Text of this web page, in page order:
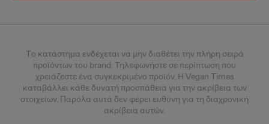
Tο κατάστημα ενδέχεται να μην διαθέτει την πλήρη σειρά
προϊόντων του brand. Τηλεφωνήστε σε περίπτωση που
χρειάζεστε ένα συγκεκριμένο προϊόν. Η Vegan Times
καταβάλλει κάθε δυνατή προσπάθεια για την ακρίβεια των
στοιχείων. Παρόλα αυτά δεν φέρει ευθύνη για τη διαχρονική
ακρίβεια αυτών.